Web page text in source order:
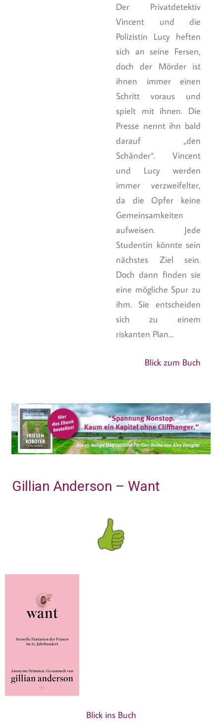
Der Privatdetektiv
Vincent und die
Polizistin Lucy heften
sich an seine Fersen,
doch der Mörder ist
ihnen immer einen
Schritt voraus und
spielt mit ihnen. Die
Presse nennt ihn bald
darauf „den
Schänder“. Vincent
und Lucy werden
immer verzweifelter,
da die Opfer keine
Gemeinsamkeiten
aufweisen. Jede
Studentin könnte sein
nächstes Ziel sein.
Doch dann finden sie
eine mögliche Spur zu
ihm. Sie entscheiden
sich zu einem
riskanten Plan…
Blick zum Buch
Gillian Anderson – Want
Blick ins Buch